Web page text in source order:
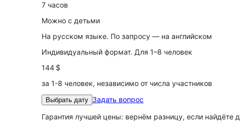
7 часов
Можно с детьми
На русском языке. По запросу — на английском
Индивидуальный формат. Для 1–8 человек
144 $
за 1-8 человек, независимо от числа участников
Выбрать дату Задать вопрос
Гарантия лучшей цены: вернём разницу, если найдёте